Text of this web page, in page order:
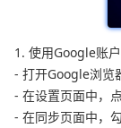
1. 使用Google账户
- 打开Google浏览
- 在设置页面中，点
- 在同步页面中，